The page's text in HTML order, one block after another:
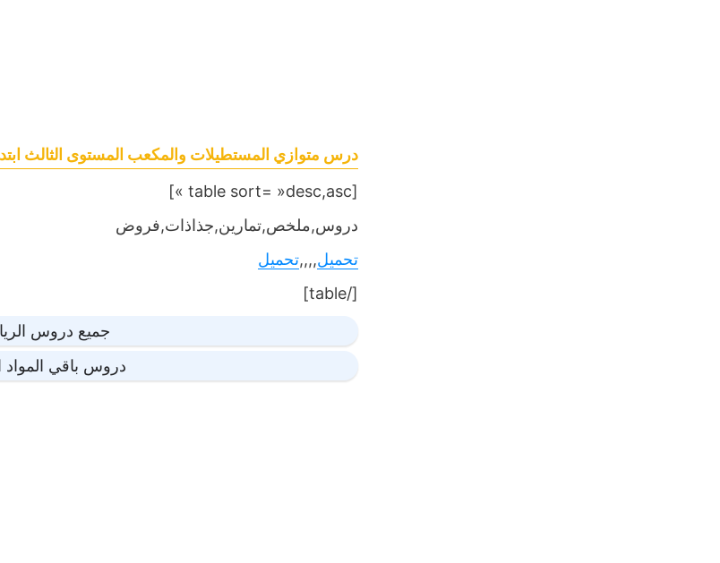
درس متوازي المستطيلات والمكعب المستوى الثالث
[table sort= »desc,asc »]
دروس,ملخص,تمارين,جذاذات,فروض
تحميل,,,,تحميل
[/table]
جميع دروس
دروس باقي المواد